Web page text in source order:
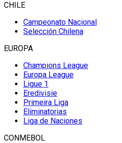
CHILE
Campeonato Nacional
Selección Chilena
EUROPA
Champions League
Europa League
Ligue 1
Eredivisie
Primeira Liga
Eliminatorias
Liga de Naciones
CONMEBOL